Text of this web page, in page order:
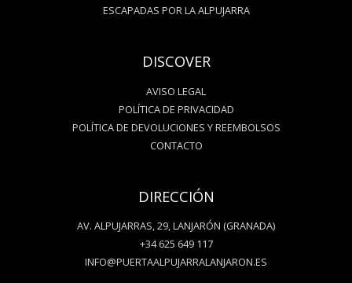
ESCAPADAS POR LA ALPUJARRA
DISCOVER
AVISO LEGAL
POLÍTICA DE PRIVACIDAD
POLÍTICA DE DEVOLUCIONES Y REEMBOLSOS
CONTACTO
DIRECCIÓN
AV. ALPUJARRAS, 29, LANJARÓN (GRANADA)
+34 625 649 117
INFO@PUERTAALPUJARRALANJARON.ES